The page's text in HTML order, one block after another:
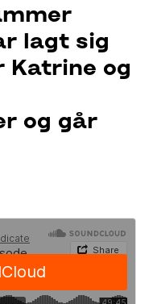
lagt sig
Katrine og
og går